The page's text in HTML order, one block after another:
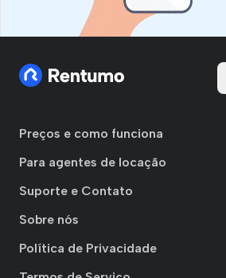
Preços e como funciona
Para agentes de locação
Suporte e Contato
Sobre nós
Política de Privacidade